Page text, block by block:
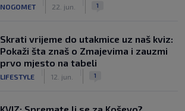
NOGOMET 22. jun. 1
Skrati vrijeme do utakmice uz naš kviz:
Pokaži šta znaš o Zmajevima i zauzmi
prvo mjesto na tabeli
LIFESTYLE 12. jun. 1